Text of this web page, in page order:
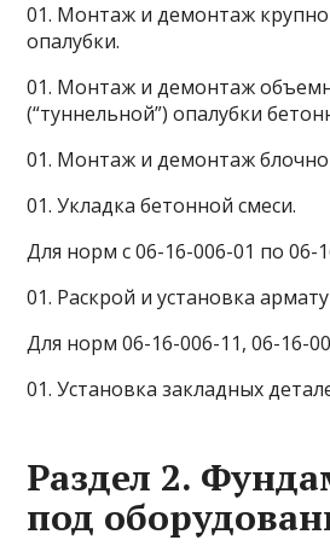
01. Монтаж и демонтаж
опалубки.
01. Монтаж и демонтаж
(“туннельной”) опалубки
01. Монтаж и демонтаж
01. Укладка бетонной смеси.
Для норм с 06-16-006-01 по 06-
01. Раскрой и установка
Для норм 06-16-006-11, 06-16-
01. Установка закладных
Раздел 2.
под